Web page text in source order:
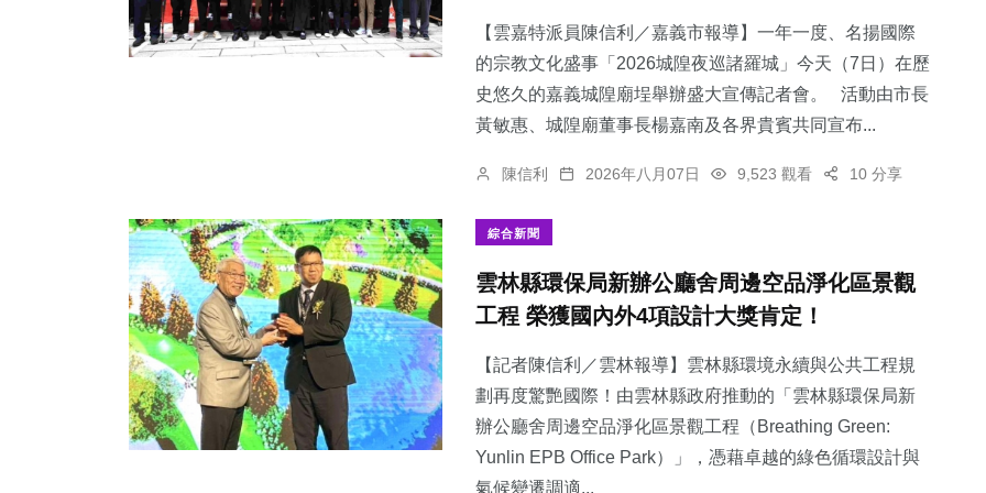
【雲嘉特派員陳信利／嘉義市報導】一年一度、名揚國際
的宗教文化盛事「2026城隍夜巡諸羅城」今天（7日）在歷
史悠久的嘉義城隍廟埕舉辦盛大宣傳記者會。 活動由市長
黃敏惠、城隍廟董事長楊嘉南及各界貴賓共同宣布...
陳信利 2026年八月07日 9,523 觀看 10 分享
綜合新聞
雲林縣環保局新辦公廳舍周邊空品淨化區景觀
工程 榮獲國內外4項設計大獎肯定！
【記者陳信利／雲林報導】雲林縣環境永續與公共工程規
劃再度驚艷國際！由雲林縣政府推動的「雲林縣環保局新
辦公廳舍周邊空品淨化區景觀工程（Breathing Green:
Yunlin EPB Office Park）」，憑藉卓越的綠色循環設計與
氣候變遷調適...